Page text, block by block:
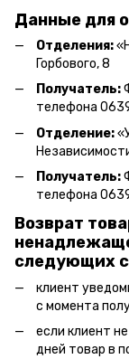
Данные для
Отделения:
Горбового, 8
Получатель:
телефона
Отделение:«
Получатель:
телефона
Возврат
следующих
клиент
с момента
если клиент
дней товар в